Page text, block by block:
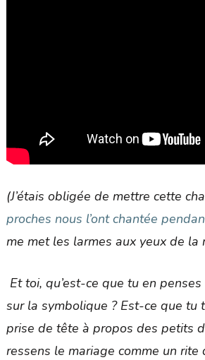
(J’étais obligée de mettre cette
proches nous l’ont chantée
me met les larmes aux yeux de la
Et toi, qu’est-ce que tu en
sur la symbolique ? Est-ce que tu
prise de tête à propos des petits
ressens le mariage comme un rite